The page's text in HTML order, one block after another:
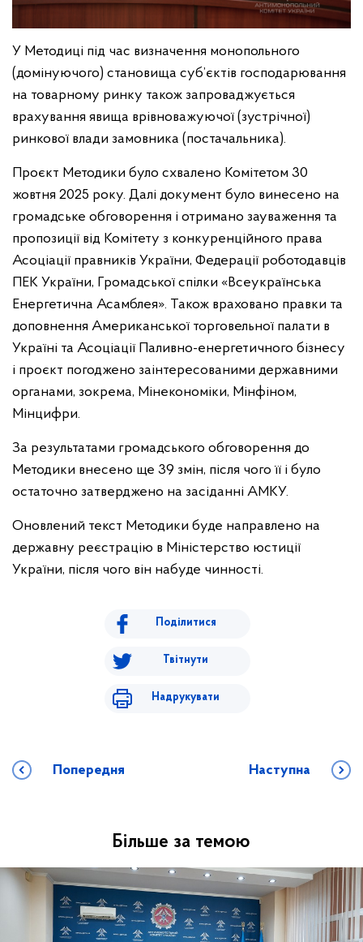
У Методиці під час визначення монопольного
(домінуючого) становища суб’єктів господарювання
на товарному ринку також запроваджується
врахування явища врівноважуючої (зустрічної)
ринкової влади замовника (постачальника).
Проєкт Методики було схвалено Комітетом 30
жовтня 2025 року. Далі документ було винесено на
громадське обговорення і отримано зауваження та
пропозиції від Комітету з конкуренційного права
Асоціації правників України, Федерації роботодавців
ПЕК України, Громадської спілки «Всеукраїнська
Енергетична Асамблея». Також враховано правки та
доповнення Американської торговельної палати в
Україні та Асоціації Паливно-енергетичного бізнесу
і проєкт погоджено заінтересованими державними
органами, зокрема, Мінекономіки, Мінфіном,
Мінцифри.
За результатами громадського обговорення до
Методики внесено ще 39 змін, після чого її і було
остаточно затверджено на засіданні АМКУ.
Оновлений текст Методики буде направлено на
державну реєстрацію в Міністерство юстиції
України, після чого він набуде чинності.
Поділитися
Твітнути
Надрукувати
Попередня Наступна
Більше за темою